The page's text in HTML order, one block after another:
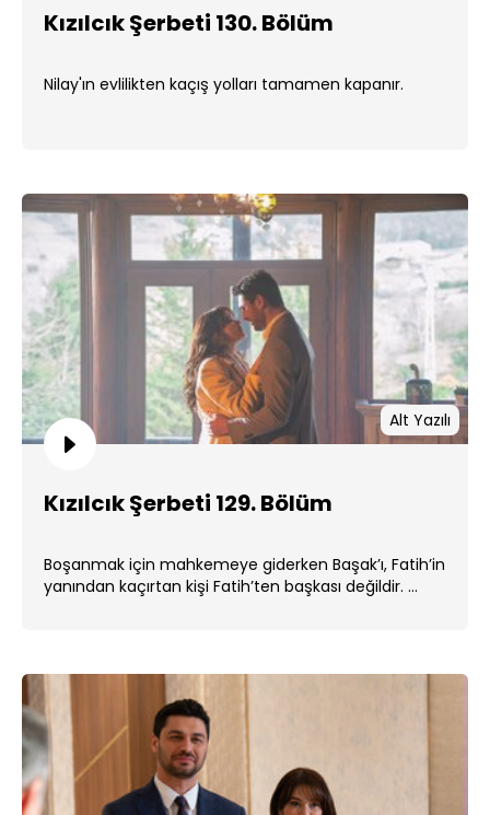
Kızılcık Şerbeti 130. Bölüm
Nilay'ın evlilikten kaçış yolları tamamen kapanır.
Alt Yazılı
Kızılcık Şerbeti 129. Bölüm
Boşanmak için mahkemeye giderken Başak’ı, Fatih’in
yanından kaçırtan kişi Fatih’ten başkası değildir. ...